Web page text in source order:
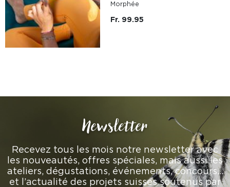
Morphée
Fr. 99.95
Newsletter
Recevez tous les mois notre newsletter avec
les nouveautés, offres spéciales, mais aussi les
ateliers, dégustations, événements, concours…
et l’actualité des projets suisses soutenus par